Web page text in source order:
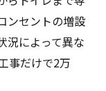
ンセントの増設
況によって異な
事だけで2万